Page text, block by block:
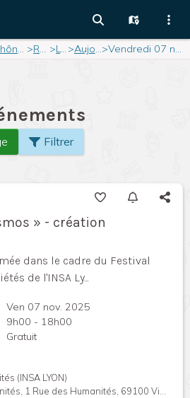
Rhône-Alpes > Rhône > Lyon > Aujourd'hui> Vendredi 07 novembre 2025
Filtrer
» - création
dans le cadre du Festival
de l'INSA Ly...
Ven 07 nov. 2025
9h00 - 18h00
Gratuit
(INSA LYON)
Rue des Humanités, 69100 Villeurbanne, France